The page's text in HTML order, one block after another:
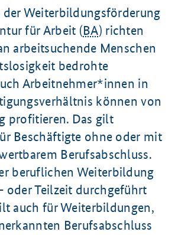
der Weiterbildungsförderung
für Arbeit (BA) richten
arbeitsuchende Menschen
bedrohte
Arbeitnehmer*innen in
können von
profitieren. Das gilt
Beschäftigte ohne oder mit
Berufsabschluss.
beruflichen Weiterbildung
oder Teilzeit durchgeführt
auch für Weiterbildungen,
Berufsabschluss